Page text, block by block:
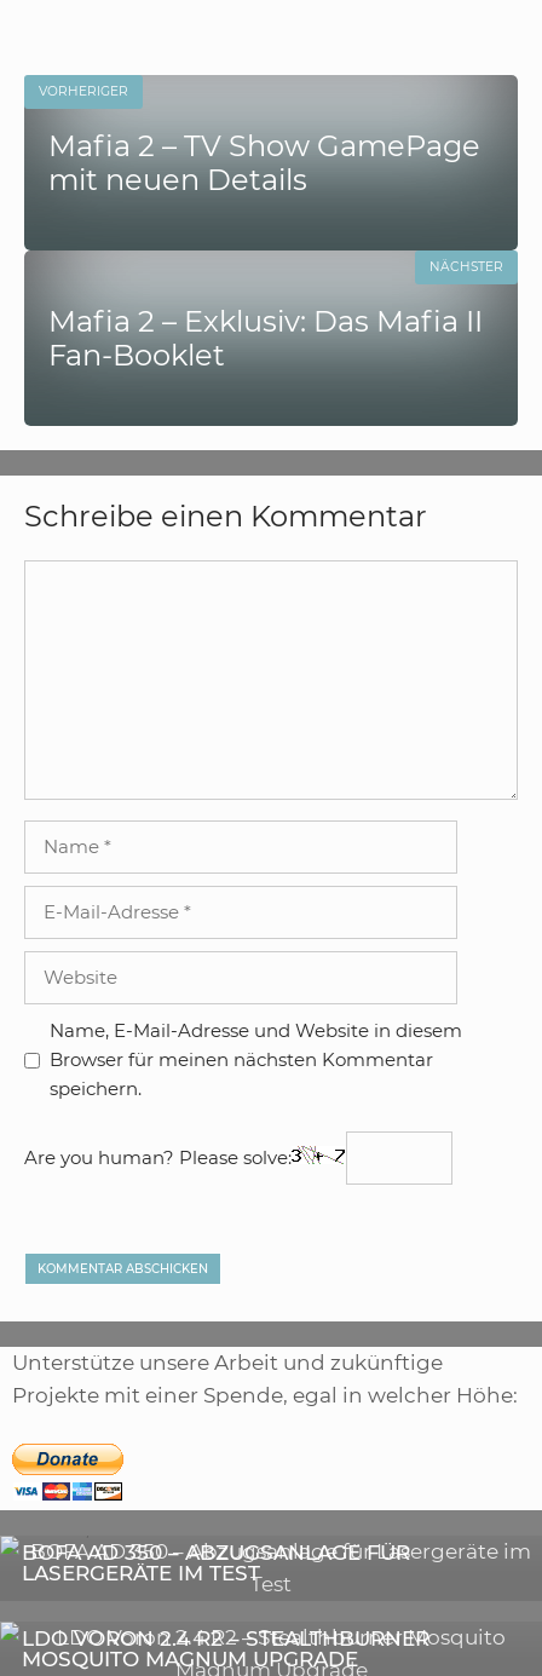
VORHERIGER
Mafia 2 – TV Show GamePage
mit neuen Details
Mafia 2 – Exklusiv: Das Mafia II
Fan-Booklet
NÄCHSTER
Schreibe einen Kommentar
Adresse
Name, E-Mail-Adresse und Website in diesem
Browser für meinen nächsten Kommentar
speichern.
Are you human? Please solve:
Unterstütze unsere Arbeit und zukünftige
Projekte mit einer Spende, egal in welcher Höhe:
BOFA AD 350 – ABZUGSANLAGE FÜR
LASERGERÄTE IM TEST
DIE BEDEUTENDSTEN SCHRITTE ZUR
ERFOLGREICHEN MARKENBILDUNG IN DER
DIGITALEN ÄRA
LDO VORON 2.4 R2 – STEALTHBURNER
MOSQUITO MAGNUM UPGRADE
ASTRONOMIE